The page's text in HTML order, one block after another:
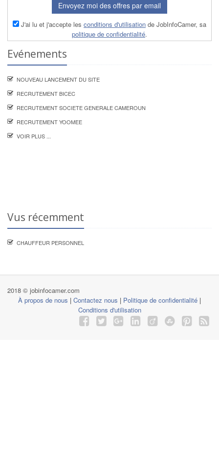
Envoyez moi des offres par email
J'ai lu et j'accepte les conditions d'utilisation de JobInfoCamer, sa
politique de confidentialité.
Evénements
NOUVEAU LANCEMENT DU SITE
RECRUTEMENT BICEC
RECRUTEMENT SOCIETE GENERALE CAMEROUN
RECRUTEMENT YOOMEE
VOIR PLUS ...
Vus récemment
CHAUFFEUR PERSONNEL
2018 © jobinfocamer.com
À propos de nous | Contactez nous | Politique de confidentialité |
Conditions d'utilisation